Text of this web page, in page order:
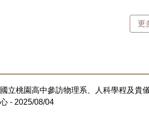
更
國立桃園高中參訪物理系、人科學程及貴儀
心 - 2025/08/04